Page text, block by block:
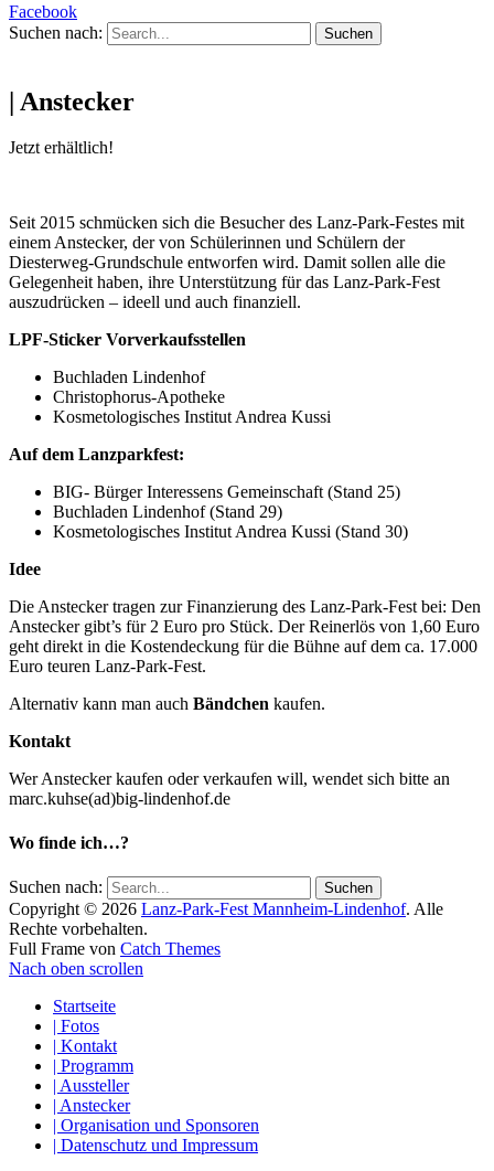
Facebook
Suchen nach:
| Anstecker
Jetzt erhältlich!
Seit 2015 schmücken sich die Besucher des Lanz-Park-Festes mit
einem Anstecker, der von Schülerinnen und Schülern der
Diesterweg-Grundschule entworfen wird. Damit sollen alle die
Gelegenheit haben, ihre Unterstützung für das Lanz-Park-Fest
auszudrücken – ideell und auch finanziell.
LPF-Sticker Vorverkaufsstellen
Buchladen Lindenhof
Christophorus-Apotheke
Kosmetologisches Institut Andrea Kussi
Auf dem Lanzparkfest:
BIG- Bürger Interessens Gemeinschaft (Stand 25)
Buchladen Lindenhof (Stand 29)
Kosmetologisches Institut Andrea Kussi (Stand 30)
Idee
Die Anstecker tragen zur Finanzierung des Lanz-Park-Fest bei: Den
Anstecker gibt’s für 2 Euro pro Stück. Der Reinerlös von 1,60 Euro
geht direkt in die Kostendeckung für die Bühne auf dem ca. 17.000
Euro teuren Lanz-Park-Fest.
Alternativ kann man auch Bändchen kaufen.
Kontakt
Wer Anstecker kaufen oder verkaufen will, wendet sich bitte an
marc.kuhse(ad)big-lindenhof.de
Wo finde ich…?
Suchen nach:
Copyright © 2026 Lanz-Park-Fest Mannheim-Lindenhof. Alle
Rechte vorbehalten.
Full Frame von Catch Themes
Nach oben scrollen
Startseite
| Fotos
| Kontakt
| Programm
| Aussteller
| Anstecker
| Organisation und Sponsoren
| Datenschutz und Impressum